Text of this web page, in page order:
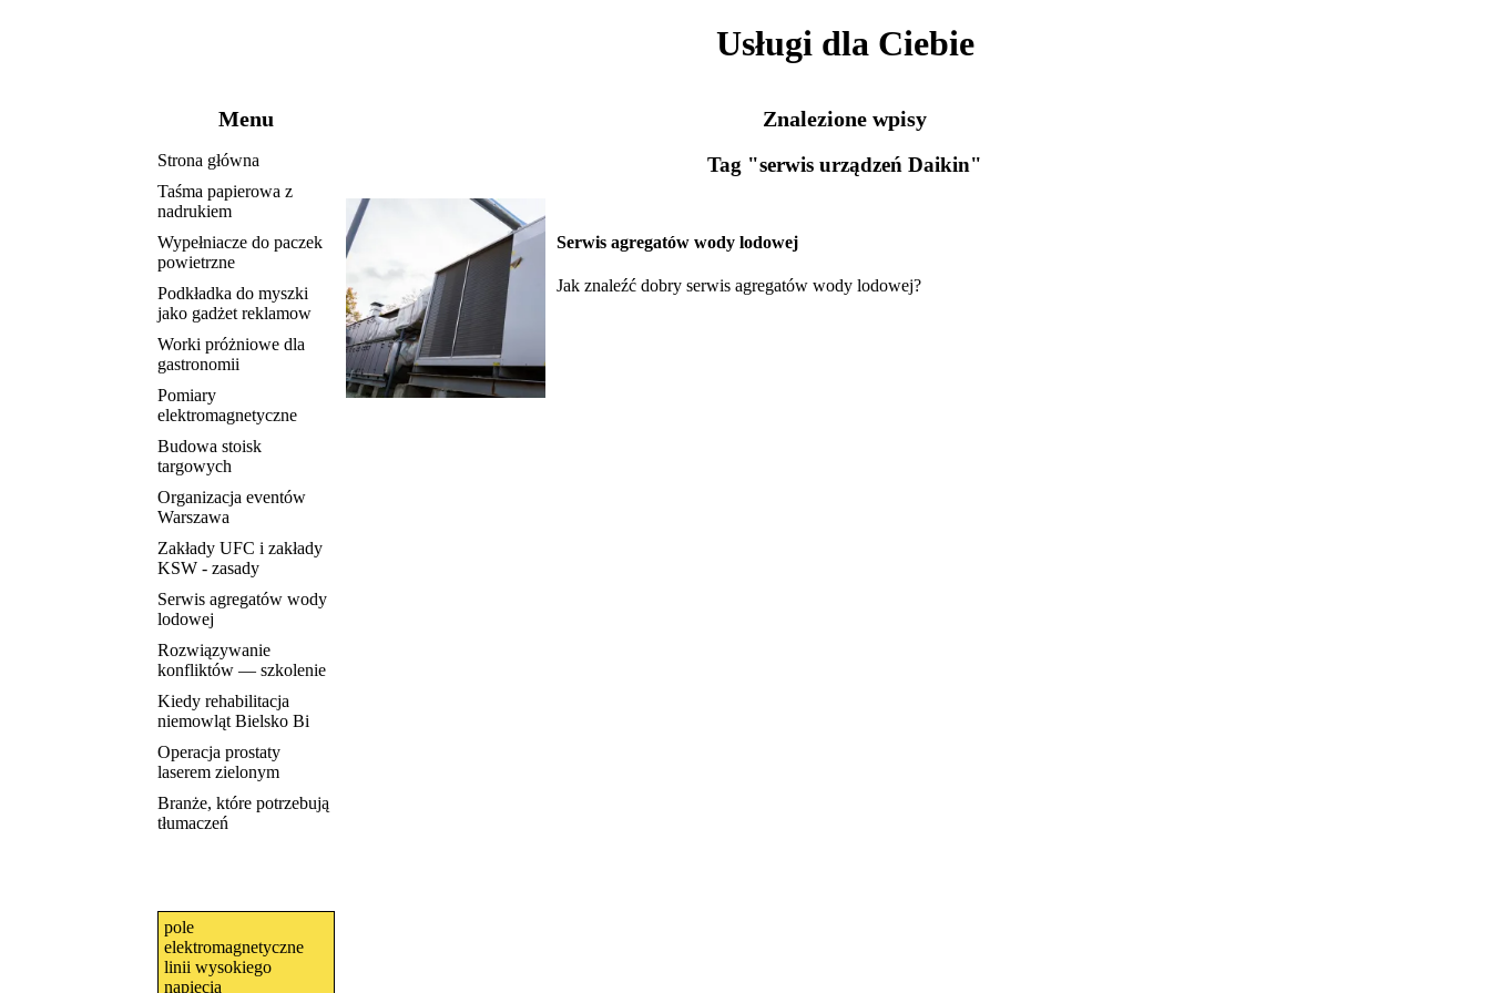
Usługi dla Ciebie
Menu
Strona główna
Taśma papierowa z
nadrukiem
Wypełniacze do paczek
powietrzne
Podkładka do myszki
jako gadżet reklamow
Worki próżniowe dla
gastronomii
Pomiary
elektromagnetyczne
Budowa stoisk
targowych
Organizacja eventów
Warszawa
Zakłady UFC i zakłady
KSW - zasady
Serwis agregatów wody
lodowej
Rozwiązywanie
konfliktów — szkolenie
Kiedy rehabilitacja
niemowląt Bielsko Bi
Operacja prostaty
laserem zielonym
Branże, które potrzebują
tłumaczeń
pole
elektromagnetyczne
linii wysokiego
napięcia
Znalezione wpisy
Tag "serwis urządzeń Daikin"
Serwis agregatów wody lodowej
Jak znaleźć dobry serwis agregatów wody lodowej?